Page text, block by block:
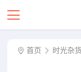
首页 时光杂